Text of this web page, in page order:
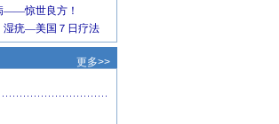
更多>>